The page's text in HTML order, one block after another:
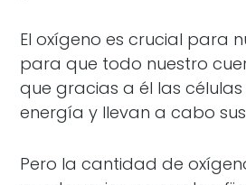
El oxígeno es crucial para
para que todo nuestro
que gracias a él las
energía y llevan a cabo
Pero la cantidad de